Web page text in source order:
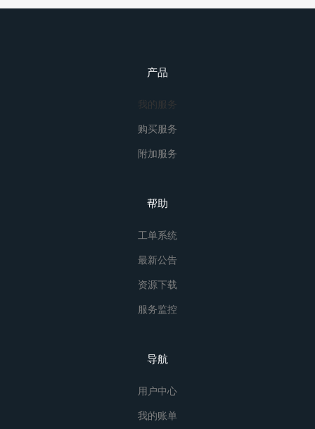
产品
我的服务
购买服务
附加服务
帮助
工单系统
最新公告
资源下载
服务监控
导航
用户中心
我的账单